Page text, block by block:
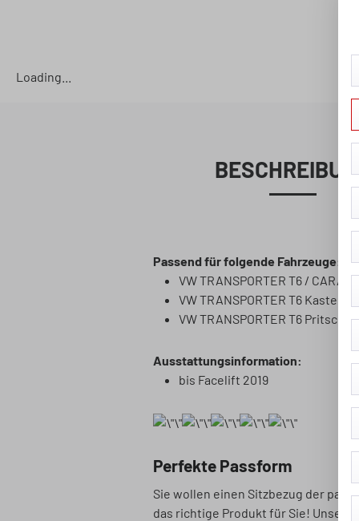
Loading...
Passend für folgende Fahrzeuge:
VW TRANSPORTER T6 /
VW TRANSPORTER T6 Kasten
VW TRANSPORTER T6
Ausstattungsinformation:
bis Facelift 2019
Perfekte Passform
Sie wollen einen Sitzbezug der
das richtige Produkt für Sie!